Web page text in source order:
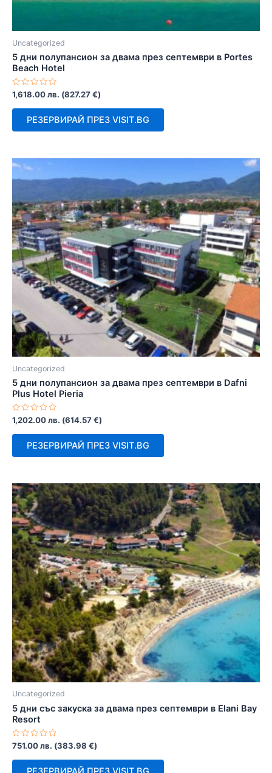
Uncategorized
5 дни полупансион за двама през септември в Portes
Beach Hotel
Оценено
с
0
1,618.00лв. (827.27€)
РЕЗЕРВИРАЙ ПРЕЗ VISIT.BG
Uncategorized
5 дни полупансион за двама през септември в Dafni
Plus Hotel Pieria
Оценено
с
0
1,202.00лв. (614.57€)
РЕЗЕРВИРАЙ ПРЕЗ VISIT.BG
Uncategorized
5 дни със закуска за двама през септември в Elani Bay
Resort
Оценено
с
0
751.00лв. (383.98 €)